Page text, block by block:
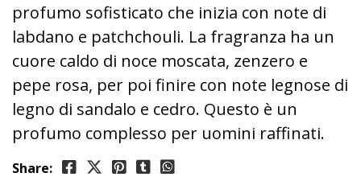
profumo sofisticato che inizia con note di
labdano e patchchouli. La fragranza ha un
cuore caldo di noce moscata, zenzero e
pepe rosa, per poi finire con note legnose di
legno di sandalo e cedro. Questo è un
profumo complesso per uomini raffinati.
Share: